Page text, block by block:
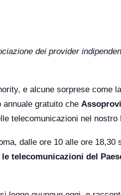
dei provider
e alcune sorprese come
annuale gratuito che
telecomunicazioni nel nostro
dalle ore 10 alle ore 18,30
telecomunicazioni del